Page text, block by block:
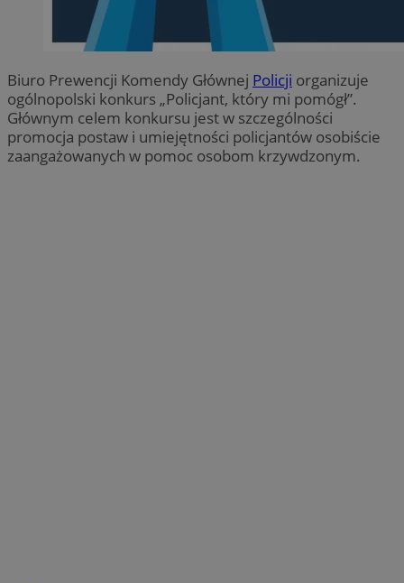
Biuro Prewencji Komendy Głównej Policji organizuje
ogólnopolski konkurs „Policjant, który mi pomógł”.
Głównym celem konkursu jest w szczególności
promocja postaw i umiejętności policjantów osobiście
zaangażowanych w pomoc osobom krzywdzonym.